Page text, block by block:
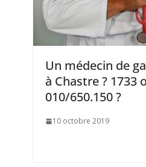
Un médecin de
à Chastre ? 1733
010/650.150 ?
10 octobre 2019